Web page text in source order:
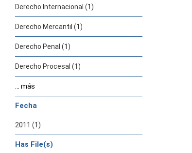
Derecho Internacional (1)
Derecho Mercantil (1)
Derecho Penal (1)
Derecho Procesal (1)
... más
Fecha
2011 (1)
Has File(s)